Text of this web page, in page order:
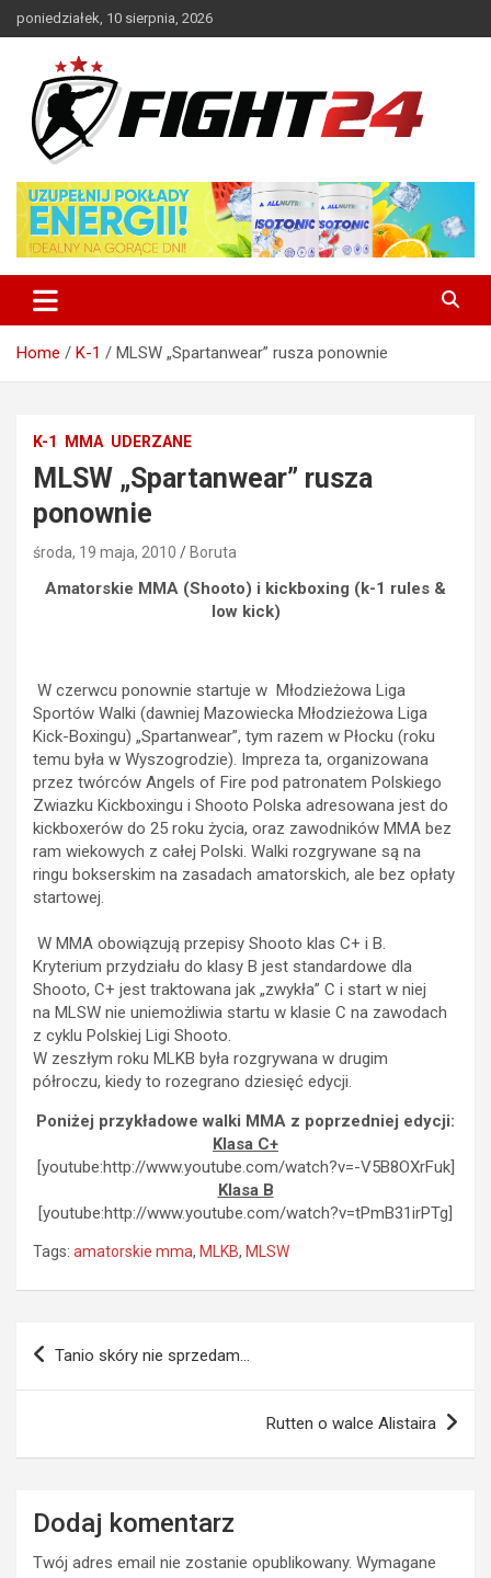
to
poniedziałek, 10 sierpnia, 2026
FIGHT24.PL – MMA i K-1, UFC
Home K-1 MLSW „Spartanwear” rusza ponownie
K-1 MMA UDERZANE
MLSW „Spartanwear” rusza
ponownie
środa, 19 maja, 2010 Boruta
Amatorskie MMA (Shooto) i kickboxing (k-1 rules &
low kick)
W czerwcu ponownie startuje w Młodzieżowa Liga
Sportów Walki (dawniej Mazowiecka Młodzieżowa Liga
Kick-Boxingu) „Spartanwear”, tym razem w Płocku (roku
temu była w Wyszogrodzie). Impreza ta, organizowana
przez twórców Angels of Fire pod patronatem Polskiego
Zwiazku Kickboxingu i Shooto Polska adresowana jest do
kickboxerów do 25 roku życia, oraz zawodników MMA bez
ram wiekowych z całej Polski. Walki rozgrywane są na
ringu bokserskim na zasadach amatorskich, ale bez opłaty
startowej.
W MMA obowiązują przepisy Shooto klas C+ i B.
Kryterium przydziału do klasy B jest standardowe dla
Shooto, C+ jest traktowana jak „zwykła” C i start w niej
na MLSW nie uniemożliwia startu w klasie C na zawodach
z cyklu Polskiej Ligi Shooto.
W zeszłym roku MLKB była rozgrywana w drugim
półroczu, kiedy to rozegrano dziesięć edycji.
Poniżej przykładowe walki MMA z poprzedniej edycji:
Klasa C+
[youtube:http://www.youtube.com/watch?v=-V5B8OXrFuk]
Klasa B
[youtube:http://www.youtube.com/watch?v=tPmB31irPTg]
Tags: amatorskie mma, MLKB, MLSW
Nawigacja
Tanio skóry nie sprzedam…
Rutten o walce Alistaira
Dodaj komentarz
Twój adres email nie zostanie opublikowany. Wymagane